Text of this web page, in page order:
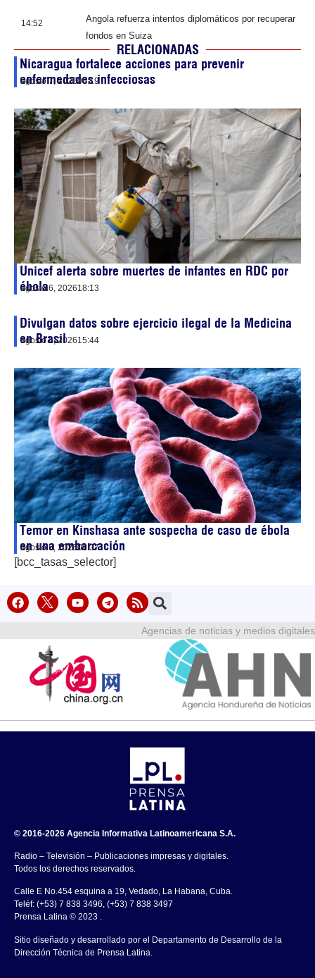
14:52
Angola refuerza intentos diplomáticos por recuperar
fondos en Suiza
RELACIONADAS
Nicaragua fortalece acciones para prevenir
enfermedades infecciosas
agosto 7, 202606:19
Unicef alerta sobre muertes de infantes en RDC por
ébola
agosto 6, 202618:13
Divulgan datos sobre ejercicio ilegal de la Medicina
en Brasil
agosto 6, 202615:44
Temor en Kinshasa ante sospecha de caso de ébola
en una embarcación
agosto 6, 202600:37
[bcc_tasas_selector]
Agencias de noticias y medios digitales
© 2016-2026 Agencia Informativa Latinoamericana S.A.
Radio – Televisión – Publicaciones impresas y digitales.
Todos los derechos reservados.
Calle E No.454 esquina a 19, Vedado, La Habana, Cuba.
Teléf: (+53) 7 838 3496, (+53) 7 838 3497
Prensa Latina © 2023 .
Sitio diseñado y desarrollado por el Departamento de Desarrollo de la
Dirección Técnica de Prensa Latina.